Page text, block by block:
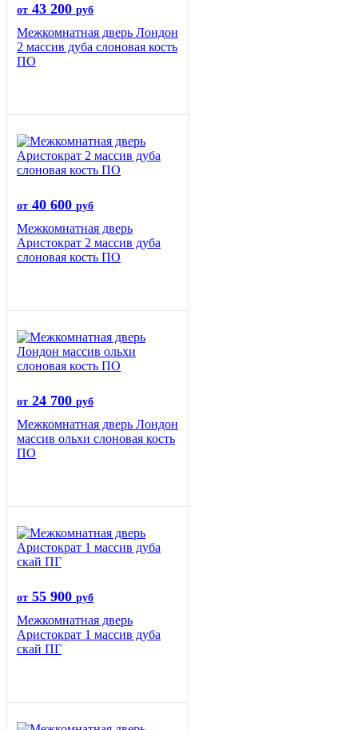
от 43 200 руб
Межкомнатная дверь Лондон
2 массив дуба слоновая кость
ПО
от 40 600 руб
Межкомнатная дверь
Аристократ 2 массив дуба
слоновая кость ПО
от 24 700 руб
Межкомнатная дверь Лондон
массив ольхи слоновая кость
ПО
от 55 900 руб
Межкомнатная дверь
Аристократ 1 массив дуба
скай ПГ